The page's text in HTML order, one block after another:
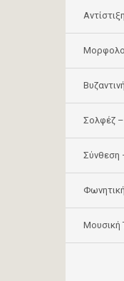
Σολφέζ
Σύνθεση
Μουσική